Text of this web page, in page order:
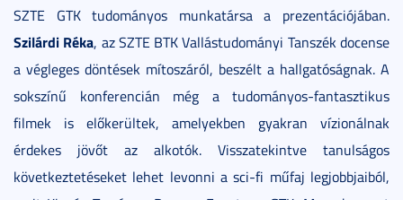
SZTE GTK tudományos munkatársa a prezentációjában.
Szilárdi Réka, az SZTE BTK Vallástudományi Tanszék docense
a végleges döntések mítoszáról, beszélt a hallgatóságnak. A
sokszínű konferencián még a tudományos-fantasztikus
filmek is előkerültek, amelyekben gyakran vízionálnak
érdekes jövőt az alkotók. Visszatekintve tanulságos
következtetéseket lehet levonni a sci-fi műfaj legjobbjaiból,